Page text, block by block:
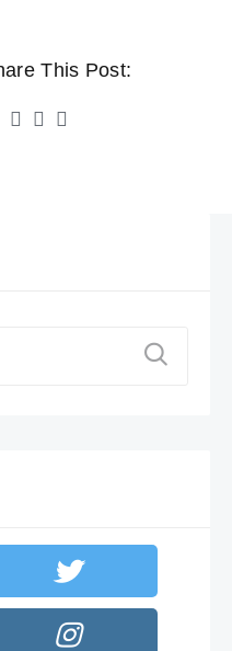
This Post: